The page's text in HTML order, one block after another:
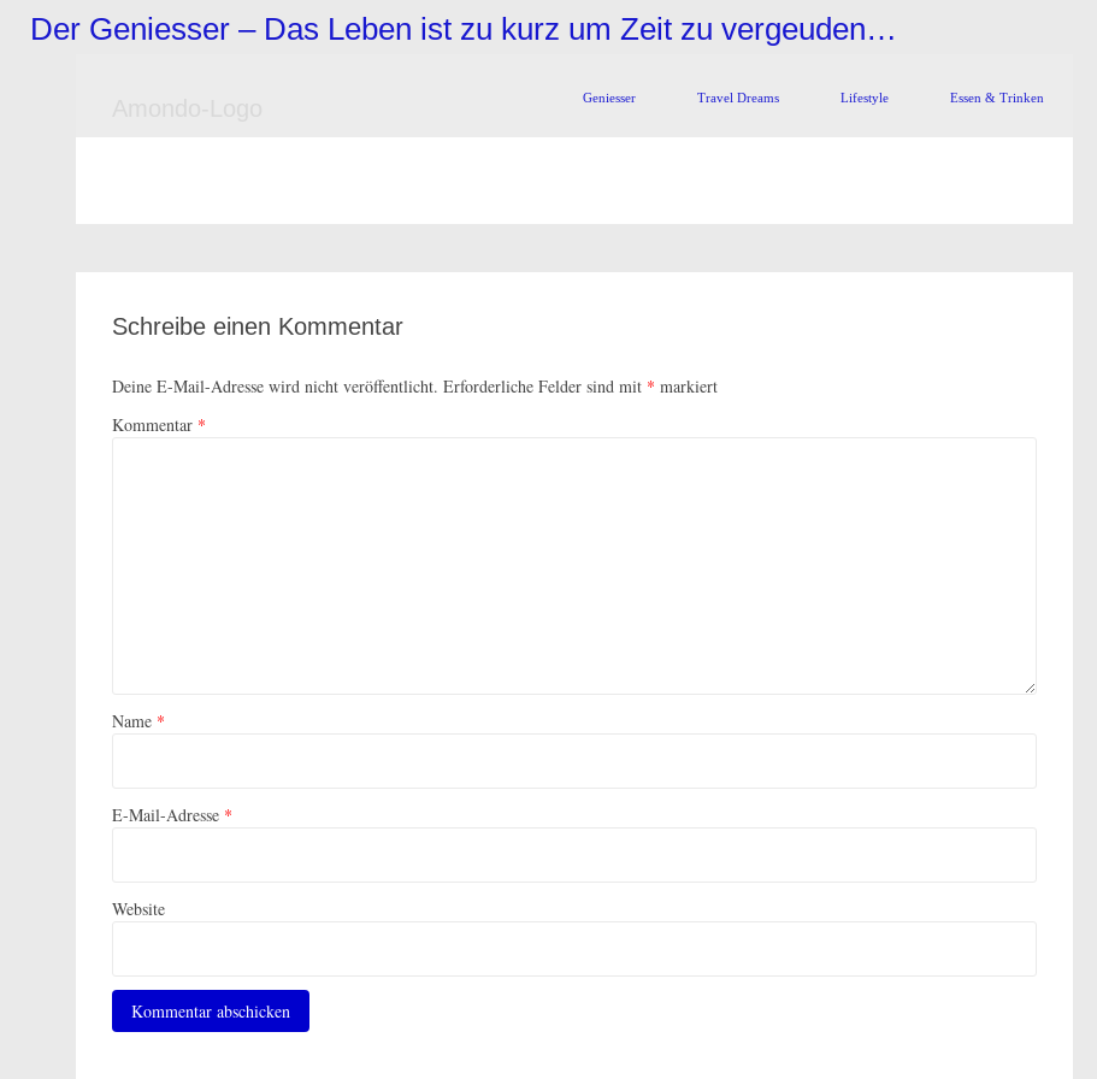
InhaltDer Geniesser – Das Leben ist zu kurz um Zeit zu vergeuden…
Geniesser Travel Dreams Lifestyle Essen & Trinken
Schreibe einen Kommentar
Deine E-Mail-Adresse wird nicht veröffentlicht. Erforderliche Felder sind mit * markiert
Kommentar *
Name *
E-Mail-Adresse *
Website